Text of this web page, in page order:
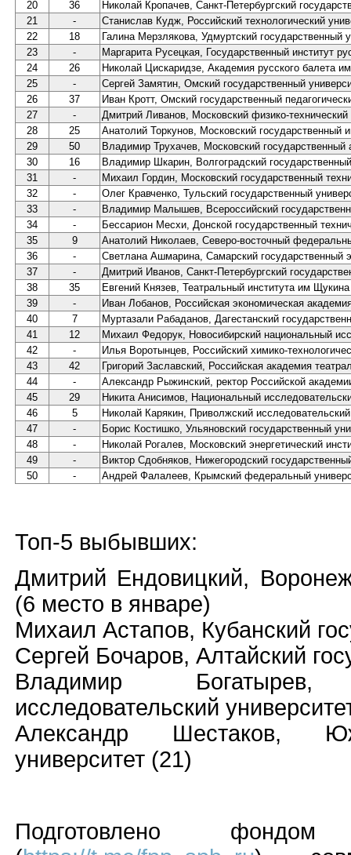
20
36
Николай Кропачев, Санкт-Петербургский
21
-
Станислав Кудж, Российский технологический
22
18
Галина Мерзлякова, Удмуртский государственный
23
-
Маргарита Русецкая, Государственный институт
24
26
Николай Цискаридзе, Академия русского балета
25
-
Сергей Замятин, Омский государственный
26
37
Иван Кротт, Омский государственный
27
-
Дмитрий Ливанов, Московский физико-технический
28
25
Анатолий Торкунов, Московский государственный
29
50
Владимир Трухачев, Московский государственный
30
16
Владимир Шкарин, Волгоградский
31
-
Михаил Гордин, Московский государственный
32
-
Олег Кравченко, Тульский государственный
33
-
Владимир Малышев, Всероссийский
34
-
Бессарион Месхи, Донской государственный
35
9
Анатолий Николаев, Северо-восточный
36
-
Светлана Ашмарина, Самарский государственный
37
-
Дмитрий Иванов, Санкт-Петербургский
38
35
Евгений Князев, Театральный института им Щукина
39
-
Иван Лобанов, Российская экономическая
40
7
Муртазали Рабаданов, Дагестанский
41
12
Михаил Федорук, Новосибирский национальный
42
-
Илья Воротынцев, Российский химико-
43
42
Григорий Заславский, Российская академия
44
-
Александр Рыжинский, ректор Российской
45
29
Никита Анисимов, Национальный
46
5
Николай Карякин, Приволжский
47
-
Борис Костишко, Ульяновский государственный
48
-
Николай Рогалев, Московский энергетический
49
-
Виктор Сдобняков, Нижегородский
50
- Андрей Фалалеев, Крымский федеральный
Топ-5 выбывших:
Дмитрий Ендовицкий,
(6 место в январе)
Михаил Астапов, Кубанский
Сергей Бочаров, Алтайский
Владимир Богатырев,
исследовательский
Александр Шестаков,
университет (21)
Подготовлено фондом